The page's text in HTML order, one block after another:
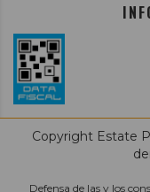
Copyright Estate
Defensa de las y los